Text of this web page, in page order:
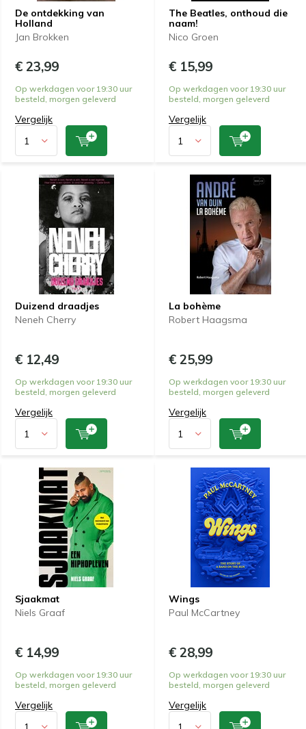
De ontdekking van
Holland
Jan Brokken
€ 23,99
Op werkdagen voor 19:30 uur
besteld, morgen geleverd
Vergelijk
The Beatles, onthoud die
naam!
Nico Groen
€ 15,99
Op werkdagen voor 19:30 uur
besteld, morgen geleverd
Vergelijk
Duizend draadjes
Neneh Cherry
€ 12,49
Op werkdagen voor 19:30 uur
besteld, morgen geleverd
Vergelijk
La bohème
Robert Haagsma
€ 25,99
Op werkdagen voor 19:30 uur
besteld, morgen geleverd
Vergelijk
Sjaakmat
Niels Graaf
€ 14,99
Op werkdagen voor 19:30 uur
besteld, morgen geleverd
Vergelijk
Wings
Paul McCartney
€ 28,99
Op werkdagen voor 19:30 uur
besteld, morgen geleverd
Vergelijk